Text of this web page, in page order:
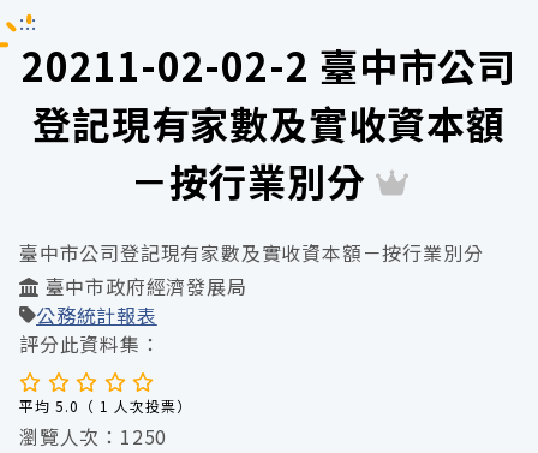
:::
20211-02-02-2 臺中市公司
登記現有家數及實收資本額
－按行業別分
臺中市公司登記現有家數及實收資本額－按行業別分
臺中市政府經濟發展局
公務統計報表
評分此資料集：
平均 5.0（ 1 人次投票）
瀏覽人次：1250